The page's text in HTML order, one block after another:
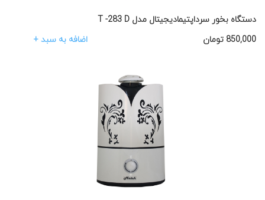
دستگاه بخور سرداپتیمادیجیتال مدل T -283 D
850,000 تومان اضافه به سبد +